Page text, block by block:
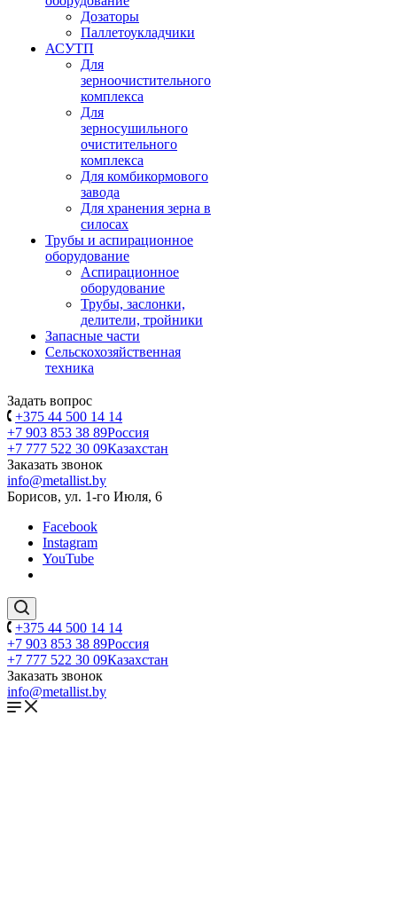
Дозаторы
Паллетоукладчики
АСУТП
Для
зерноочистительного
комплекса
Для
зерносушильного
очистительного
комплекса
Для комбикормового
завода
Для хранения зерна в
силосах
Трубы и аспирационное
оборудование
Аспирационное
оборудование
Трубы, заслонки,
делители, тройники
Запасные части
Сельскохозяйственная
техника
Задать вопрос
+375 44 500 14 14
+7 903 853 38 89Россия
+7 777 522 30 09Казахстан
Заказать звонок
info@metallist.by
Борисов, ул. 1-го Июля, 6
Facebook
Instagram
YouTube
+375 44 500 14 14
+7 903 853 38 89Россия
+7 777 522 30 09Казахстан
Заказать звонок
info@metallist.by